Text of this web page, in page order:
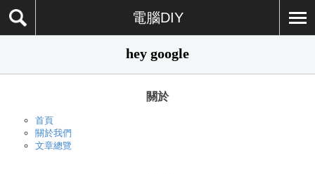
電腦DIY
hey google
關於
首頁
關於我們
文章總覽